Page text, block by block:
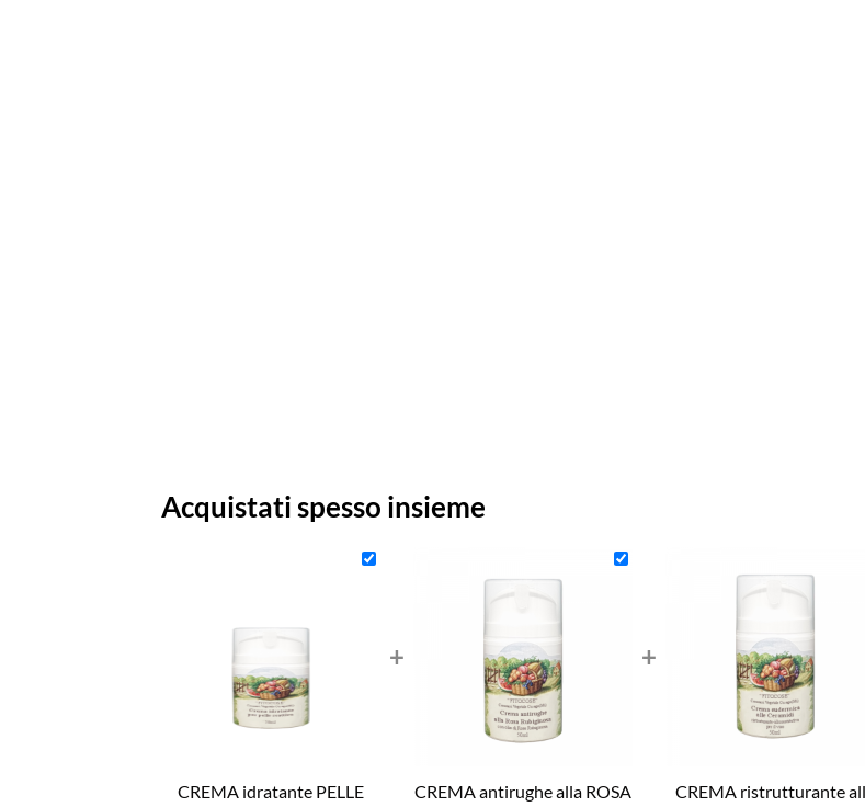
Acquistati spesso insieme
CREMA idratante PELLE
+
CREMA antirughe alla ROSA
+
CREMA ristrutturante